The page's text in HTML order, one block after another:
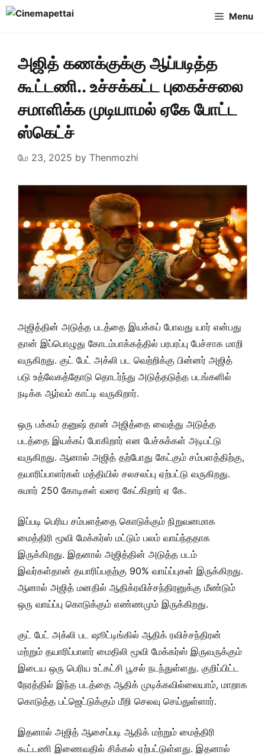
Skip
Menu
அஜித் கணக்குக்கு ஆப்படித்த
கூட்டணி.. உச்சக்கட்ட புகைச்சலை
சமாளிக்க முடியாமல் ஏகே போட்ட
ஸ்கெட்ச்
மே 23, 2025 by Thenmozhi
அஜித்தின் அடுத்த படத்தை இயக்கப் போவது யார் என்பது
தான் இப்பொழுது கோடம்பாக்கத்தில் பரபரப்பு பேச்சாக மாறி
வருகிறது. குட் பேட் அக்லி பட வெற்றிக்கு பின்னர் அஜித்
படு உத்வேகத்தோடு தொடர்ந்து அடுத்தடுத்த படங்களில்
நடிக்க ஆர்வம் காட்டி வருகிறார்.
ஒரு பக்கம் தனுஷ் தான் அஜித்தை வைத்து அடுத்த
படத்தை இயக்கப் போகிறார் என பேச்சுக்கள் அடிபட்டு
வருகிறது. ஆனால் அஜித் தற்போது கேட்கும் சம்பளத்திற்கு,
தயாரிப்பாளர்கள் மத்தியில் சலசலப்பு ஏற்பட்டு வருகிறது.
சுமார் 250 கோடிகள் வரை கேட்கிறார் ஏ கே.
இப்படி பெரிய சம்பளத்தை கொடுக்கும் நிறுவனமாக
மைத்திரி மூவி மேக்கர்ஸ் மட்டும் பலம் வாய்ந்ததாக
இருக்கிறது. இதனால் அஜித்தின் அடுத்த படம்
இவர்கள்தான் தயாரிப்பதற்கு 90% வாய்ப்புகள் இருக்கிறது.
ஆனால் அஜித் மனதில் ஆதிக்ரவிச்சந்திரனுக்கு மீண்டும்
ஒரு வாய்ப்பு கொடுக்கும் எண்ணமும் இருக்கிறது.
குட் பேட் அக்லி பட ஷூட்டிங்கில் ஆதிக் ரவிச்சந்திரன்
மற்றும் தயாரிப்பாளர் மைதிலி மூவி மேக்கர்ஸ் இருவருக்கும்
இடைய ஒரு பெரிய உட்கட்சி பூசல் நடந்துள்ளது. குறிப்பிட்ட
நேரத்தில் இந்த படத்தை ஆதிக் முடிக்கவில்லையாம், மாறாக
கொடுத்த பட்ஜெட்டுக்கும் மீறி செலவு செய்துள்ளார்.
இதனால் அஜித் ஆசைப்படி ஆதிக் மற்றும் மைத்திரி
கூட்டணி இணைவதில் சிக்கல் ஏற்பட்டுள்ளது. இதனால்